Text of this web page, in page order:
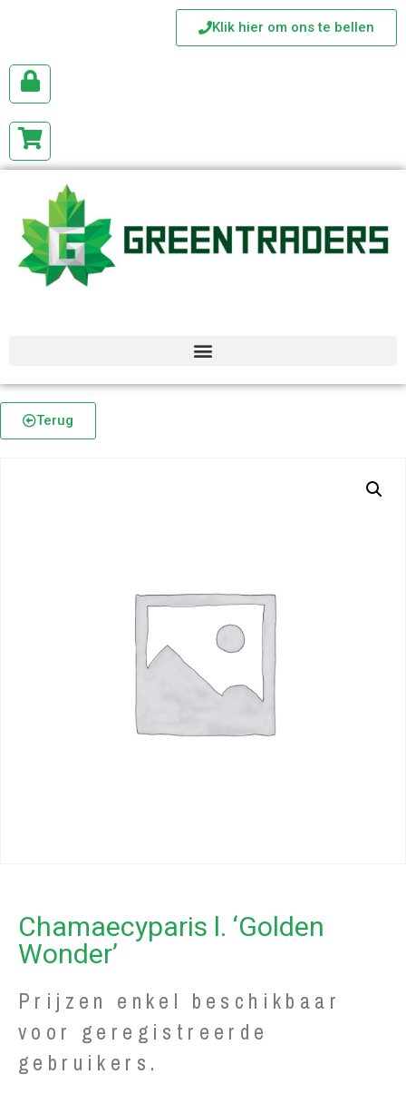
Klik hier om ons te bellen
Terug
Chamaecyparis l. ‘Golden
Wonder’
Prijzen enkel beschikbaar
voor geregistreerde
gebruikers.